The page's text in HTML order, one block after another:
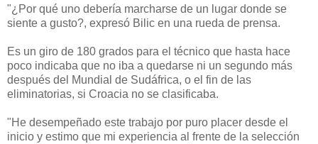
"¿Por qué uno debería marcharse de un lugar donde se
siente a gusto?, expresó Bilic en una rueda de prensa.
Es un giro de 180 grados para el técnico que hasta hace
poco indicaba que no iba a quedarse ni un segundo más
después del Mundial de Sudáfrica, o el fin de las
eliminatorias, si Croacia no se clasificaba.
"He desempeñado este trabajo por puro placer desde el
inicio y estimo que mi experiencia al frente de la selección